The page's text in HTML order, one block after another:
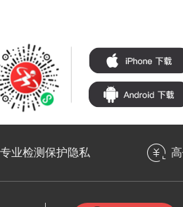
专业检测保护隐私